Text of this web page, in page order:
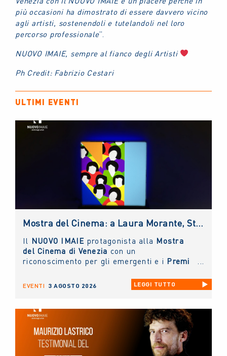
più occasioni ha dimostrato di essere davvero vicino
agli artisti, sostenendoli e tutelandoli nel loro
percorso professionale”.
NUOVO IMAIE, sempre al fianco degli Artisti
Ph Credit: Fabrizio Cestari
ULTIMI EVENTI
Mostra del Cinema: a Laura Morante, Stefania Rocca, Claudio Amendola e Sergio Rubini i Premi alla Carriera NUOVO IMAIE. Al Lido anche un riconoscimento ai giovani
Il NUOVO IMAIE protagonista alla Mostra
del Cinema di Venezia con un
riconoscimento per gli emergenti e i Premi
EVENTI 3 AGOSTO 2026 LEGGI TUTTO